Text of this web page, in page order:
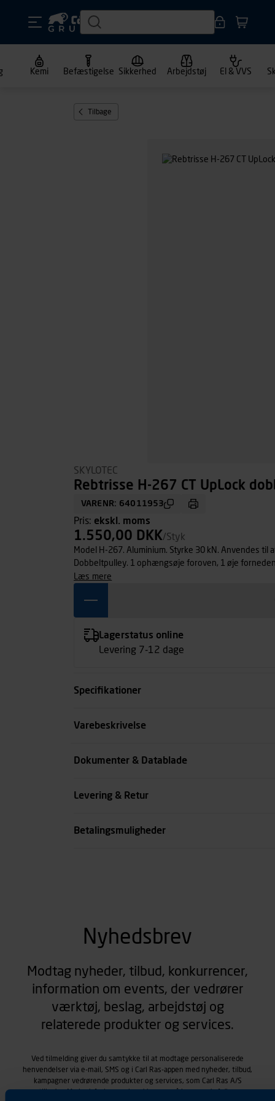
Kemi Befæstigelse Sikkerhed Arbejdstøj El & VVS
Tilbage
SKYLOTEC
Rebtrisse H-267 CT UpLock
VARENR: 64011953
Pris: ekskl. moms
1.550,00 DKK/Styk
Model H-267. Aluminium. Styrke 30 kN. Anvendes
Dobbeltpulley. 1 ophængsøje foroven, 1 øje
det nemt at låse og låse Freelock kammen.
læs mere
Lagerstatus online
Levering 7-12 dage
Specifikationer
Type
Varebeskrivelse
Dokumenter & Datablade
Levering & Retur
Betalingsmuligheder
Nyhedsbrev
Modtag nyheder, tilbud, konkurrencer,
information om events, der vedrører
værktøj, beslag, arbejdstøj og
relaterede produkter og services.
Ved tilmelding giver du samtykke til at modtage personaliserede
henvendelser via e-mail, SMS og i Carl Ras-appen med nyheder, tilbud,
kampagner vedrørende produkter og services, som Carl Ras A/S